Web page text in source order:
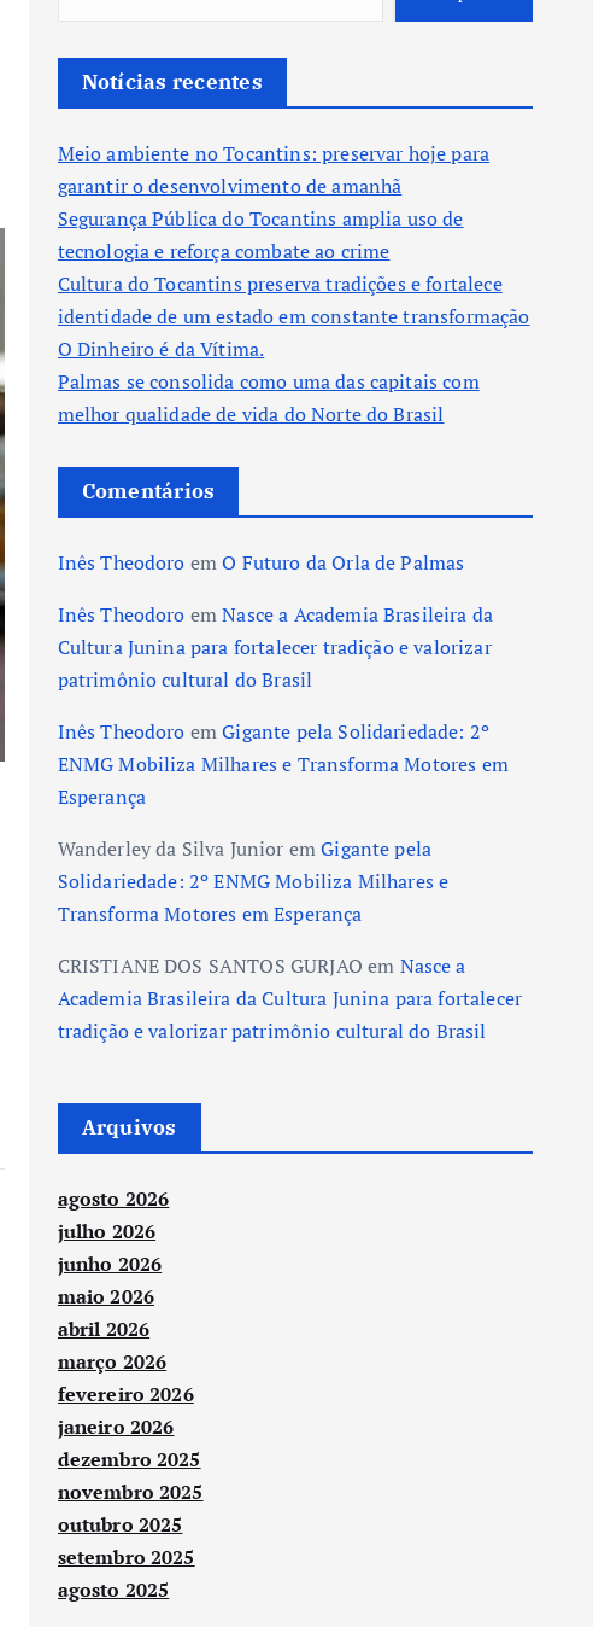
Notícias recentes
Meio ambiente no Tocantins: preservar hoje para
garantir o desenvolvimento de amanhã
Segurança Pública do Tocantins amplia uso de
tecnologia e reforça combate ao crime
Cultura do Tocantins preserva tradições e fortalece
identidade de um estado em constante transformação
O Dinheiro é da Vítima.
Palmas se consolida como uma das capitais com
melhor qualidade de vida do Norte do Brasil
Comentários
Inês Theodoro emO Futuro da Orla de Palmas
Inês Theodoro emNasce a Academia Brasileira da
Cultura Junina para fortalecer tradição e valorizar
patrimônio cultural do Brasil
Inês Theodoro emGigante pela Solidariedade: 2º
ENMG Mobiliza Milhares e Transforma Motores em
Esperança
Wanderley da Silva Junior emGigante pela
Solidariedade: 2º ENMG Mobiliza Milhares e
Transforma Motores em Esperança
CRISTIANE DOS SANTOS GURJAO em Nasce a
Academia Brasileira da Cultura Junina para fortalecer
tradição e valorizar patrimônio cultural do Brasil
Arquivos
agosto 2026
julho 2026
junho 2026
maio 2026
abril 2026
março 2026
fevereiro 2026
janeiro 2026
dezembro 2025
novembro 2025
outubro 2025
setembro 2025
agosto 2025